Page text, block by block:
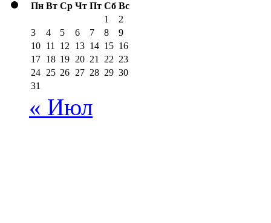
Пн Вт Ср Чт Пт Сб Вс
1
2
3
4 5 6 7 8
9
10 11 12 13 14 15 16
17 18 19 20 21 22 23
24 25 26 27 28 29 30
31
« Июл